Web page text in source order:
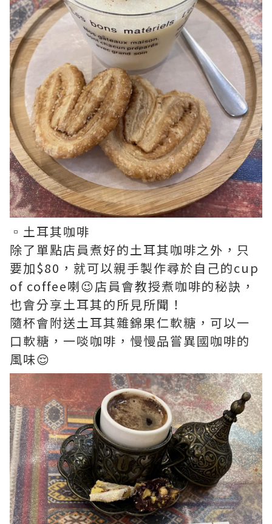
▫️土耳其咖啡
除了單點店員煮好的土耳其咖啡之外，只
要加$80，就可以親手製作尋於自己的cup
of coffee喇😉店員會教授煮咖啡的秘訣，
也會分享土耳其的所見所聞！
隨杯會附送土耳其雜錦果仁軟糖，可以一
口軟糖，一啖咖啡，慢慢品嘗異國咖啡的
風味😌